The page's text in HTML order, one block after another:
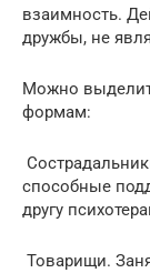
взаимность.
дружбы, не
Можно
формам:
способные
другу
Товарищи.